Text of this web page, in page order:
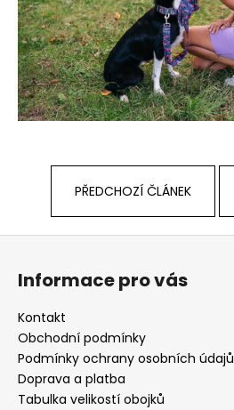
PŘEDCHOZÍ ČLÁNEK
Informace pro vás
Kontakt
Obchodní podmínky
Podmínky ochrany osobních údajů
Doprava a platba
Tabulka velikostí obojků